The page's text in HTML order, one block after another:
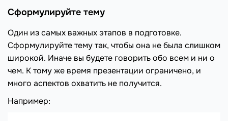
Сформулируйте тему
Один из самых важных этапов в подготовке.
Сформулируйте тему так, чтобы она не была слишком
широкой. Иначе вы будете говорить обо всем и ни о
чем. К тому же время презентации ограничено, и
много аспектов охватить не получится.
Например: